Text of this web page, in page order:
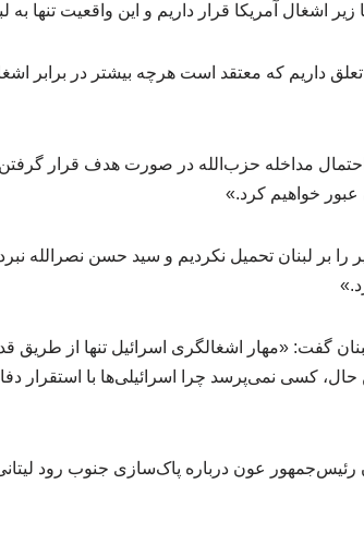
زیر اشغال آمریکا قرار داریم و این واقعیت تنها
داریم که معتقد است هرچه بیشتر در برابر
مداخله حزب‌الله در صورت هدف قرار
عبور خواهیم کرد.»
را بر لبنان تحمیل نکردیم و سید حسن نصرالله
گفت: «مهار اشغالگری اسرائیل تنها از
حال، کسی نمی‌پرسد چرا اسرائیلی‌ها با
عون درباره پاک‌سازی جنوب رود